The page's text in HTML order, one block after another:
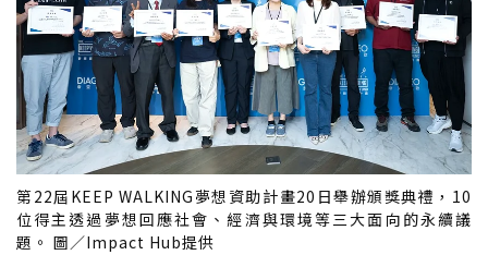
第22屆KEEP WALKING夢想資助計畫20日舉辦頒獎典禮，10
位得主透過夢想回應社會、經濟與環境等三大面向的永續議
題。 圖／Impact Hub提供